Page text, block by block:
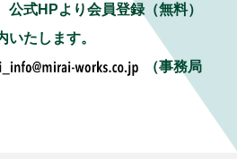
公式HPより会員登録（無料）
いたします。
（事務局